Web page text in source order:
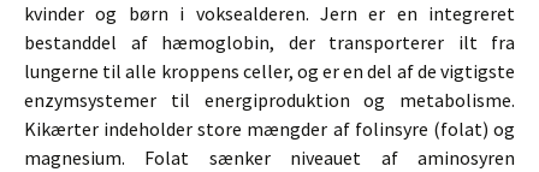
kvinder og børn i voksealderen. Jern er en integreret
bestanddel af hæmoglobin, der transporterer ilt fra
lungerne til alle kroppens celler, og er en del af de vigtigste
enzymsystemer til energiproduktion og metabolisme.
Kikærter indeholder store mængder af folinsyre (folat) og
magnesium. Folat sænker niveauet af aminosyren